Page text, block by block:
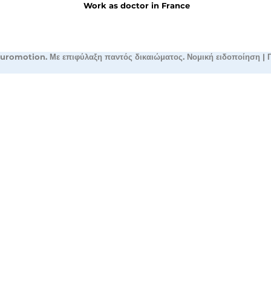
Work as doctor in France
Με επιφύλαξη παντός δικαιώματος. Νομική ειδοποίηση |